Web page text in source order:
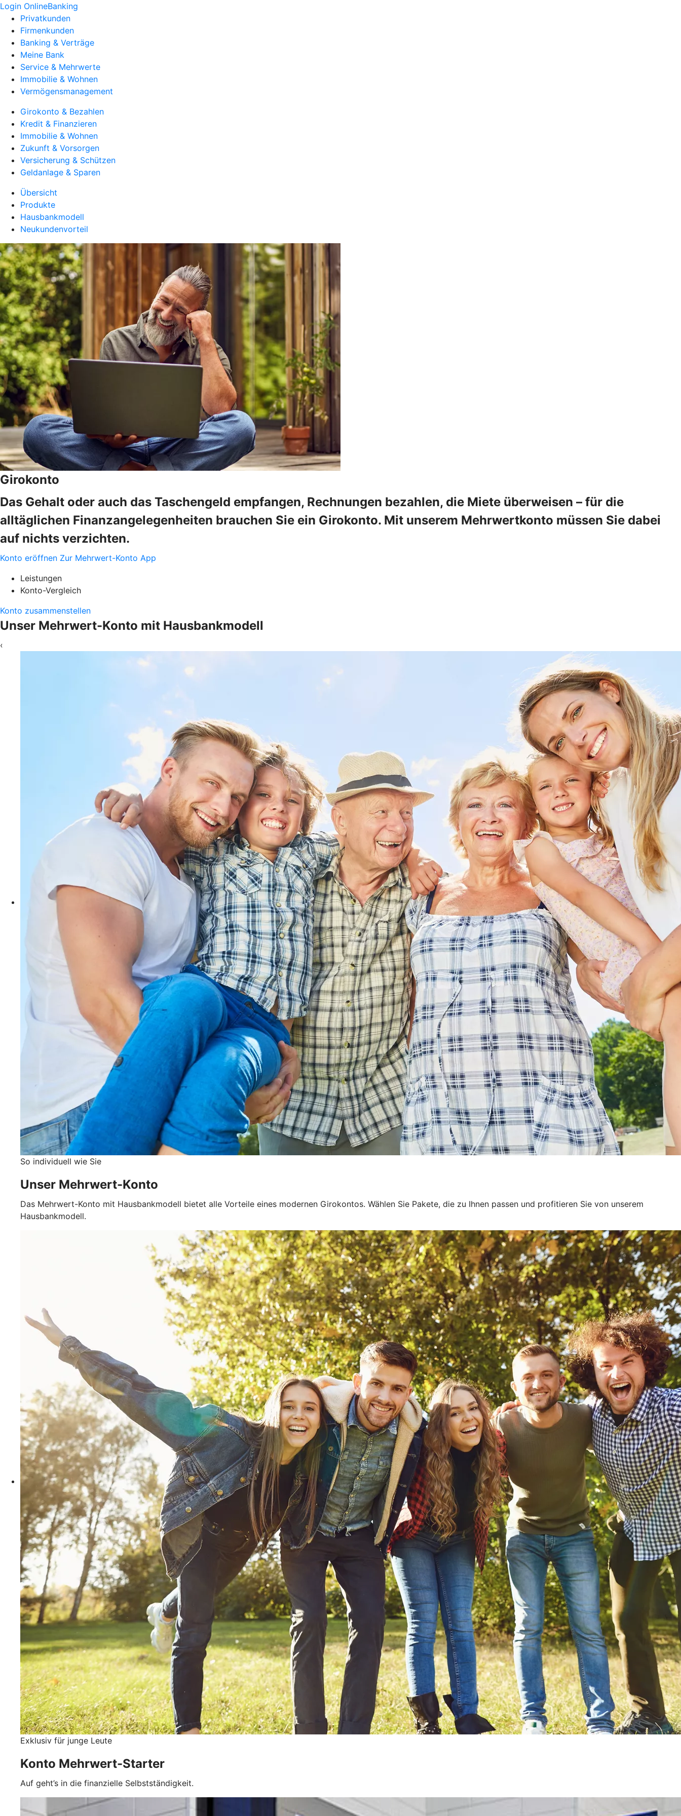
Login OnlineBanking
Privatkunden
Firmenkunden
Banking & Verträge
Meine Bank
Service & Mehrwerte
Immobilie & Wohnen
Vermögensmanagement
Girokonto & Bezahlen
Kredit & Finanzieren
Immobilie & Wohnen
Zukunft & Vorsorgen
Versicherung & Schützen
Geldanlage & Sparen
Übersicht
Produkte
Hausbankmodell
Neukundenvorteil
Girokonto
Das Gehalt oder auch das Taschengeld empfangen, Rechnungen bezahlen, die Miete überweisen – für die
alltäglichen Finanzangelegenheiten brauchen Sie ein Girokonto. Mit unserem Mehrwertkonto müssen Sie dabei
auf nichts verzichten.
Konto eröffnen Zur Mehrwert-Konto App
Leistungen
Konto-Vergleich
Konto zusammenstellen
Unser Mehrwert-Konto mit Hausbankmodell
‹
So individuell wie Sie
Unser Mehrwert-Konto
Das Mehrwert-Konto mit Hausbankmodell bietet alle Vorteile eines modernen Girokontos. Wählen Sie Pakete, die zu Ihnen passen und profitieren Sie von unserem
Hausbankmodell.
Exklusiv für junge Leute
Konto Mehrwert-Starter
Auf geht’s in die finanzielle Selbstständigkeit.